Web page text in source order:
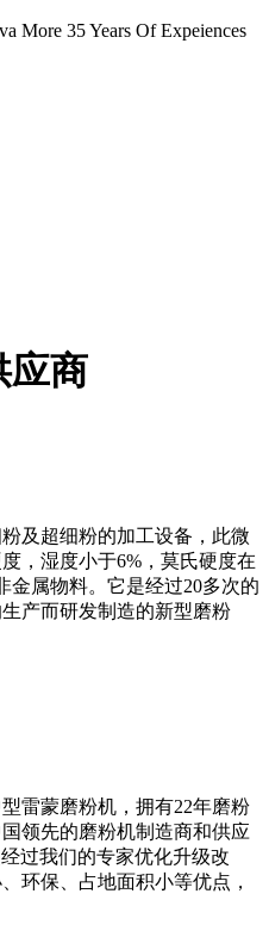
More 35 Years Of Expeiences
应商
及超细粉的加工设备，此微
，湿度小于6%，莫氏硬度在
金属物料。它是经过20多次的
产而研发制造的新型磨粉
雷蒙磨粉机，拥有22年磨粉
领先的磨粉机制造商和供应
过我们的专家优化升级改
环保、占地面积小等优点，